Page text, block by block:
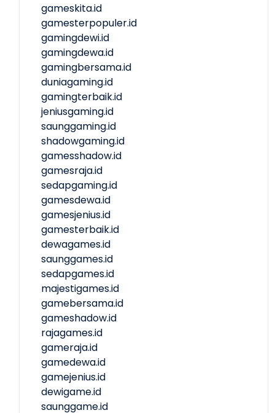
gameskita.id
gamesterpopuler.id
gamingdewi.id
gamingdewa.id
gamingbersama.id
duniagaming.id
gamingterbaik.id
jeniusgaming.id
saunggaming.id
shadowgaming.id
gamesshadow.id
gamesraja.id
sedapgaming.id
gamesdewa.id
gamesjenius.id
gamesterbaik.id
dewagames.id
saunggames.id
sedapgames.id
majestigames.id
gamebersama.id
gameshadow.id
rajagames.id
gameraja.id
gamedewa.id
gamejenius.id
dewigame.id
saunggame.id